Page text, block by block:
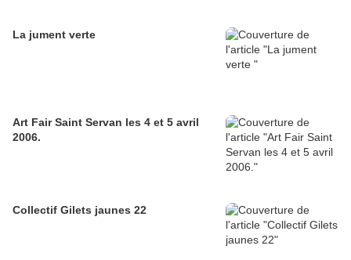
La jument verte
Art Fair Saint Servan les 4 et 5 avril
2006.
Collectif Gilets jaunes 22